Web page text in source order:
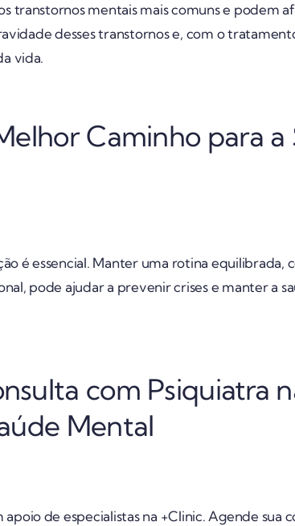
transtornos mentais mais comuns e podem
desses transtornos e, com o
vida.
Caminho para a
é essencial. Manter uma rotina equilibrada,
pode ajudar a prevenir crises e manter a
com Psiquiatra
Mental
de especialistas na +Clinic. Agende sua